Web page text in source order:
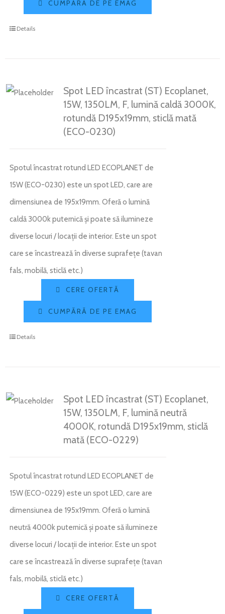
CUMPĂRĂ DE PE EMAG
Details
Spot LED încastrat (ST) Ecoplanet,
15W, 1350LM, F, lumină caldă 3000K,
rotundă D195x19mm, sticlă mată
(ECO-0230)
Spotul încastrat rotund LED ECOPLANET de
15W (ECO-0230) este un spot LED, care are
dimensiunea de 195x19mm. Oferă o lumină
caldă 3000k puternică și poate să ilumineze
diverse locuri / locații de interior. Este un spot
care se încastrează în diverse suprafețe (tavan
fals, mobilă, sticlă etc.)
CERE OFERTĂ
CUMPĂRĂ DE PE EMAG
Details
Spot LED încastrat (ST) Ecoplanet,
15W, 1350LM, F, lumină neutră
4000K, rotundă D195x19mm, sticlă
mată (ECO-0229)
Spotul încastrat rotund LED ECOPLANET de
15W (ECO-0229) este un spot LED, care are
dimensiunea de 195x19mm. Oferă o lumină
neutră 4000k puternică și poate să ilumineze
diverse locuri / locații de interior. Este un spot
care se încastrează în diverse suprafețe (tavan
fals, mobilă, sticlă etc.)
CERE OFERTĂ